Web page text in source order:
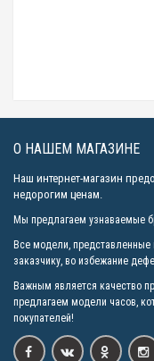
О НАШЕМ МАГАЗИНЕ
Наш интернет-магазин
недорогим ценам.
Мы предлагаем узнаваемые
Все модели, представленные
заказчику, во избежание
Важным является качество
предлагаем модели часов,
покупателей!